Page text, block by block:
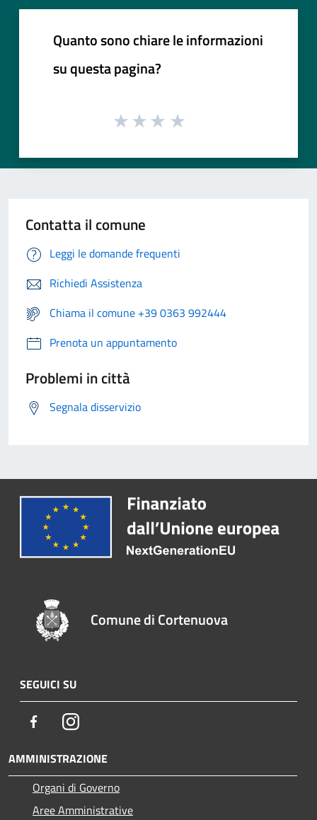
Quanto sono chiare le informazioni
su questa pagina?
Contatta il comune
Leggi le domande frequenti
Richiedi Assistenza
Chiama il comune +39 0363 992444
Prenota un appuntamento
Problemi in città
Segnala disservizio
Comune di Cortenuova
SEGUICI SU
FacebookInstagram
AMMINISTRAZIONE
Organi di Governo
Aree Amministrative